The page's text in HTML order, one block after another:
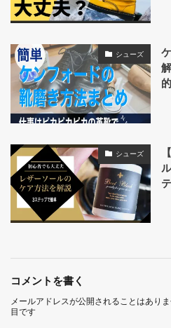
シューズ
シューズ
コメントを書く
メールアドレスが公開されることはありま
目です